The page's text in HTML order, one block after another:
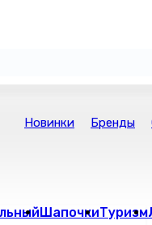
Новинки Бренды
ШапочкиТуризм